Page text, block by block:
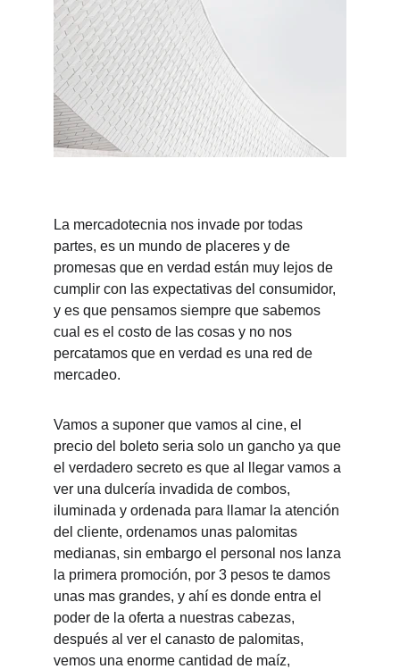
La mercadotecnia nos invade por todas
partes, es un mundo de placeres y de
promesas que en verdad están muy lejos de
cumplir con las expectativas del consumidor,
y es que pensamos siempre que sabemos
cual es el costo de las cosas y no nos
percatamos que en verdad es una red de
mercadeo.
Vamos a suponer que vamos al cine, el
precio del boleto seria solo un gancho ya que
el verdadero secreto es que al llegar vamos a
ver una dulcería invadida de combos,
iluminada y ordenada para llamar la atención
del cliente, ordenamos unas palomitas
medianas, sin embargo el personal nos lanza
la primera promoción, por 3 pesos te damos
unas mas grandes, y ahí es donde entra el
poder de la oferta a nuestras cabezas,
después al ver el canasto de palomitas,
vemos una enorme cantidad de maíz,